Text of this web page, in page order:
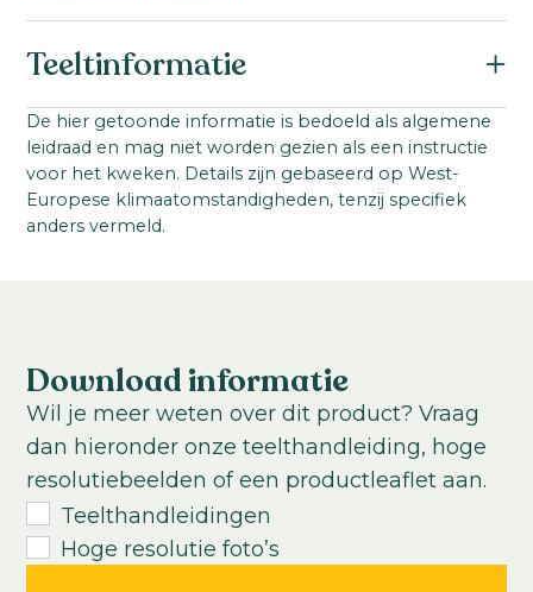
Tanacetum parthenium
Familie:
Asteraceae
VBN code:
zonder Imp.: 13636
Teeltinformatie
Startmateriaal:
Gepilleerd zaad
Steellengte:
60-80cm
Teelttemperatuur:
Koel Warm
Teeltduur tot jonge plant:
4-5weken
Teeltduur van jonge plant tot eindproduct:
8-12weken
De hier getoonde informatie is bedoeld als algemene
leidraad en mag niet worden gezien als een instructie
voor het kweken. Details zijn gebaseerd op West-
Europese klimaatomstandigheden, tenzij specifiek
anders vermeld.
Download informatie
Wil je meer weten over dit product? Vraag
dan hieronder onze teelthandleiding, hoge
resolutiebeelden of een productleaflet aan.
Teelthandleidingen
Hoge resolutie foto’s